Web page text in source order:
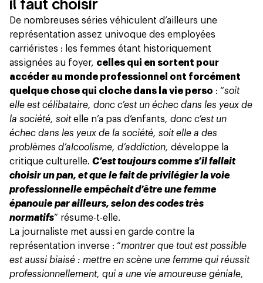
il faut choisir
De nombreuses séries véhiculent d’ailleurs une
représentation assez univoque des employées
carriéristes : les femmes étant historiquement
assignées au foyer, celles qui en sortent pour
accéder au monde professionnel ont forcément
quelque chose qui cloche dans la vie perso : “soit
elle est célibataire, donc c’est un échec dans les yeux de
la société, soitelle n’a pas d’enfants, donc c’est un
échec dans les yeux de la société, soit elle a des
problèmes d’alcoolisme, d’addiction, développe la
critique culturelle. C’est toujours comme s’il fallait
choisir un pan, et que le fait de privilégier la voie
professionnelle empêchait d’être une femme
épanouie par ailleurs, selon des codes très
normatifs” résume-t-elle.
La journaliste met aussi en garde contre la
représentation inverse : “montrer que tout est possible
est aussi biaisé : mettre en scène une femme qui réussit
professionnellement, qui a une vie amoureuse géniale,